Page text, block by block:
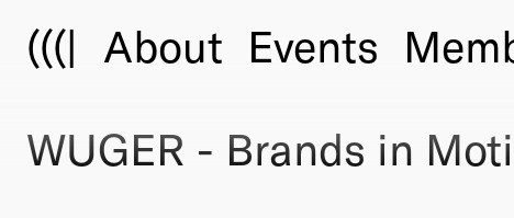
(((| About Events
WUGER - Brands in